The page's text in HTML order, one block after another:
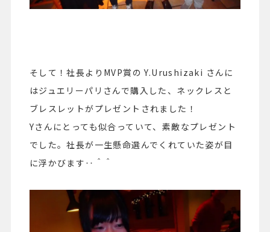
そして！社長よりMVP賞の Y.Urushizaki さんに
はジュエリーパリさんで購入した、ネックレスと
ブレスレットがプレゼントされました！
Yさんにとっても似合っていて、素敵なプレゼント
でした。社長が一生懸命選んでくれていた姿が目
に浮かびます‥＾＾